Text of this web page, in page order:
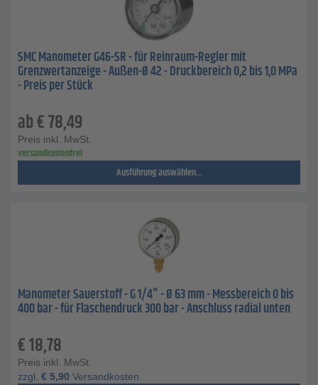
SMC Manometer G46-SR - für Reinraum-Regler mit
Grenzwertanzeige - Außen-Ø 42 - Druckbereich 0,2 bis 1,0 MPa
- Preis per Stück
ab€78,49
Preis inkl. MwSt.
versandkostenfrei
Ausführung auswählen...
Manometer Sauerstoff - G 1/4" - Ø 63 mm - Messbereich 0 bis
400 bar - für Flaschendruck 300 bar - Anschluss radial unten
€18,78
Preis inkl. MwSt.
zzgl. € 5,90 Versandkosten